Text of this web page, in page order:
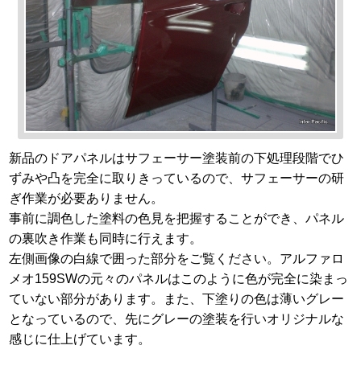
新品のドアパネルはサフェーサー塗装前の下処理段階でひ
ずみや凸を完全に取りきっているので、サフェーサーの研
ぎ作業が必要ありません。
事前に調色した塗料の色見を把握することができ、パネル
の裏吹き作業も同時に行えます。
左側画像の白線で囲った部分をご覧ください。アルファロ
メオ159SWの元々のパネルはこのように色が完全に染まっ
ていない部分があります。また、下塗りの色は薄いグレー
となっているので、先にグレーの塗装を行いオリジナルな
感じに仕上げています。